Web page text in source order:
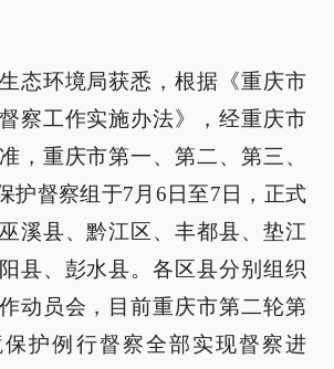
态环境局获悉，根据《重庆市
察工作实施办法》，经重庆市
，重庆市第一、第二、第三、
护督察组于7月6日至7日，正式
溪县、黔江区、丰都县、垫江
县、彭水县。各区县分别组织
动员会，目前重庆市第二轮第
护例行督察全部实现督察进